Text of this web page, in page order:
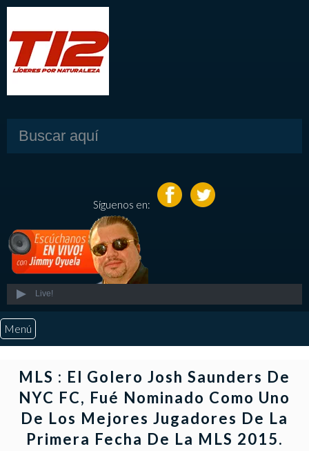
Síguenos en:
Live!
Menú
Quiénes Somos
MLS : El Golero Josh Saunders De
NYC FC, Fué Nominado Como Uno
De Los Mejores Jugadores De La
Primera Fecha De La MLS 2015.